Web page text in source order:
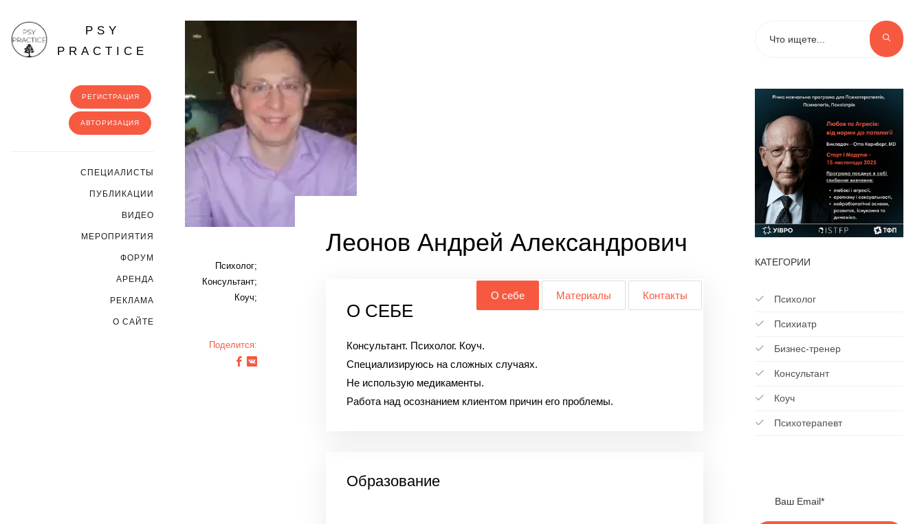
PSY
PRACTICE
РЕГИСТРАЦИЯ
АВТОРИЗАЦИЯ
CПЕЦИАЛИСТЫ
ПУБЛИКАЦИИ
ВИДЕО
МЕРОПРИЯТИЯ
ФОРУМ
АРЕНДА
РЕКЛАМА
О САЙТЕ
Психолог;
Консультант;
Коуч;
Поделится:
Леонов Андрей Александрович
О себе Материалы Контакты
О СЕБЕ
Консультант. Психолог. Коуч.
Специализируюсь на сложных случаях.
Не использую медикаменты.
Работа над осознанием клиентом причин его проблемы.
Образование
КАТЕГОРИИ
Психолог
Психиатр
Бизнес-тренер
Консультант
Коуч
Психотерапевт